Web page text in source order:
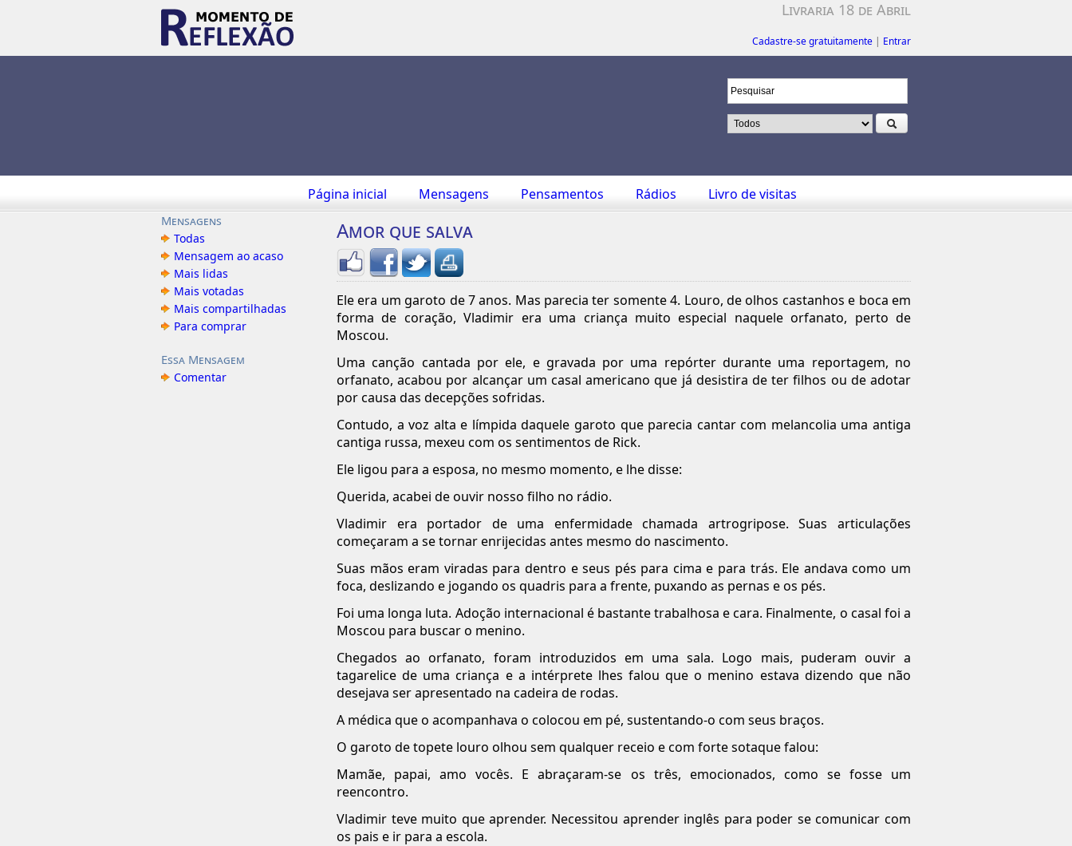
Livraria 18 de Abril
Cadastre-se gratuitamente | Entrar
Página inicial Mensagens Pensamentos Rádios Livro de visitas
Mensagens
Todas
Mensagem ao acaso
Mais lidas
Mais votadas
Mais compartilhadas
Para comprar
Essa Mensagem
Comentar
Amor que salva
Ele era um garoto de 7 anos. Mas parecia ter somente 4. Louro, de olhos castanhos e boca em
forma de coração, Vladimir era uma criança muito especial naquele orfanato, perto de
Moscou.
Uma canção cantada por ele, e gravada por uma repórter durante uma reportagem, no
orfanato, acabou por alcançar um casal americano que já desistira de ter filhos ou de adotar
por causa das decepções sofridas.
Contudo, a voz alta e límpida daquele garoto que parecia cantar com melancolia uma antiga
cantiga russa, mexeu com os sentimentos de Rick.
Ele ligou para a esposa, no mesmo momento, e lhe disse:
Querida, acabei de ouvir nosso filho no rádio.
Vladimir era portador de uma enfermidade chamada artrogripose. Suas articulações
começaram a se tornar enrijecidas antes mesmo do nascimento.
Suas mãos eram viradas para dentro e seus pés para cima e para trás. Ele andava como um
foca, deslizando e jogando os quadris para a frente, puxando as pernas e os pés.
Foi uma longa luta. Adoção internacional é bastante trabalhosa e cara. Finalmente, o casal foi a
Moscou para buscar o menino.
Chegados ao orfanato, foram introduzidos em uma sala. Logo mais, puderam ouvir a
tagarelice de uma criança e a intérprete lhes falou que o menino estava dizendo que não
desejava ser apresentado na cadeira de rodas.
A médica que o acompanhava o colocou em pé, sustentando-o com seus braços.
O garoto de topete louro olhou sem qualquer receio e com forte sotaque falou:
Mamãe, papai, amo vocês. E abraçaram-se os três, emocionados, como se fosse um
reencontro.
Vladimir teve muito que aprender. Necessitou aprender inglês para poder se comunicar com
os pais e ir para a escola.